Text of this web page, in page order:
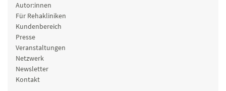
Autor:innen
Für Rehakliniken
Kundenbereich
Presse
Veranstaltungen
Netzwerk
Newsletter
Kontakt